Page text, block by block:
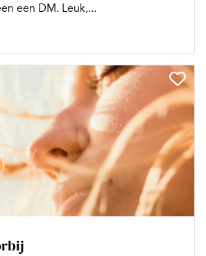
een DM. Leuk,...